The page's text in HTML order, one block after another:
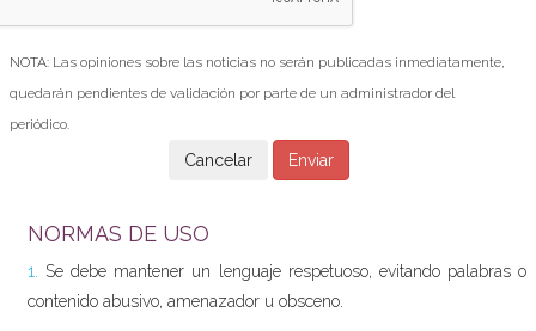
NOTA: Las opiniones sobre las noticias no serán publicadas inmediatamente,
quedarán pendientes de validación por parte de un administrador del
periódico.
NORMAS DE USO
1.
Se debe mantener un lenguaje respetuoso, evitando palabras o
contenido abusivo, amenazador u obsceno.